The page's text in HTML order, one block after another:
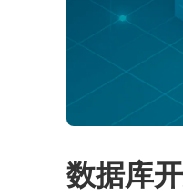
数据库